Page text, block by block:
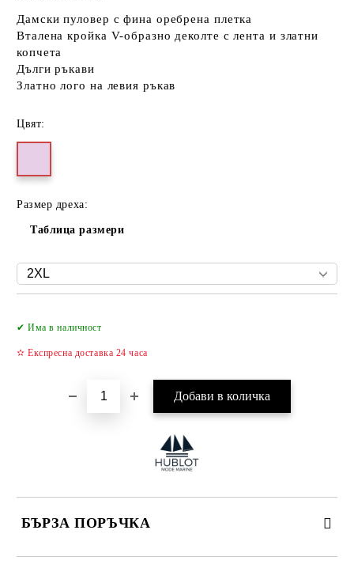
Дамски пуловер с фина оребрена плетка
Вталена кройка V-образно деколте с лента и златни
копчета
Дълги ръкави
Златно лого на левия ръкав
Цвят:
Размер дреха:
Таблица размери
✔ Има в наличност
✫ Експресна доставка 24 часа
БЪРЗА ПОРЪЧКА